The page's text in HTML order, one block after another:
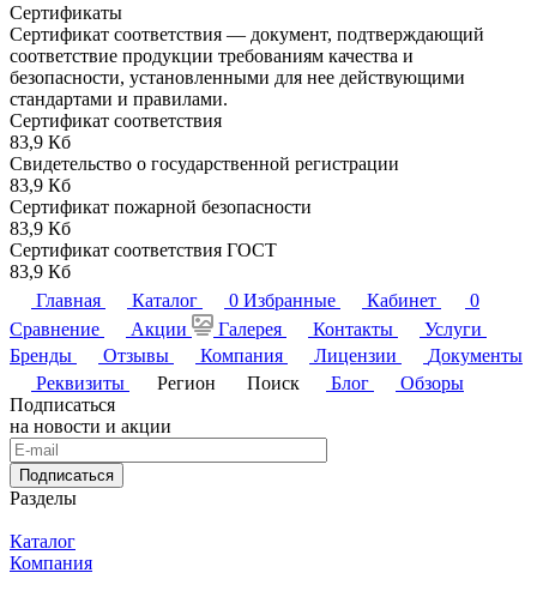
Сертификаты
Сертификат соответствия — документ, подтверждающий
соответствие продукции требованиям качества и
безопасности, установленными для нее действующими
стандартами и правилами.
Сертификат соответствия
83,9 Кб
Свидетельство о государственной регистрации
83,9 Кб
Сертификат пожарной безопасности
83,9 Кб
Сертификат соответствия ГОСТ
83,9 Кб
Главная
Каталог 0 Избранные Кабинет
0
Сравнение
Акции Галерея Контакты
Услуги
Бренды
Отзывы Компания Лицензии
Документы
Реквизиты
Регион Поиск Блог
Обзоры
Подписаться
на новости и акции
Подписаться
Разделы
Каталог
Компания